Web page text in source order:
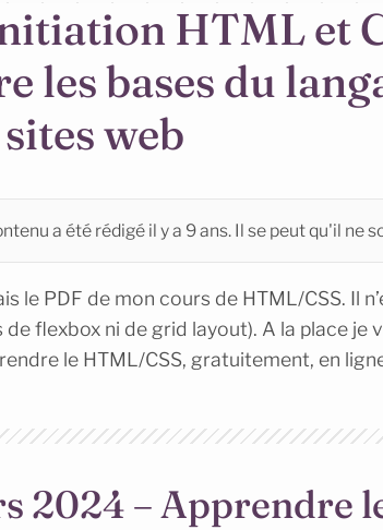
HTML et
les bases du
web
a été rédigé il y a 9 ans. Il se peut qu'il ne
le PDF de mon cours de HTML/CSS. Il
de flexbox ni de grid layout). A la place je
le HTML/CSS, gratuitement, en
2024 – Apprendre